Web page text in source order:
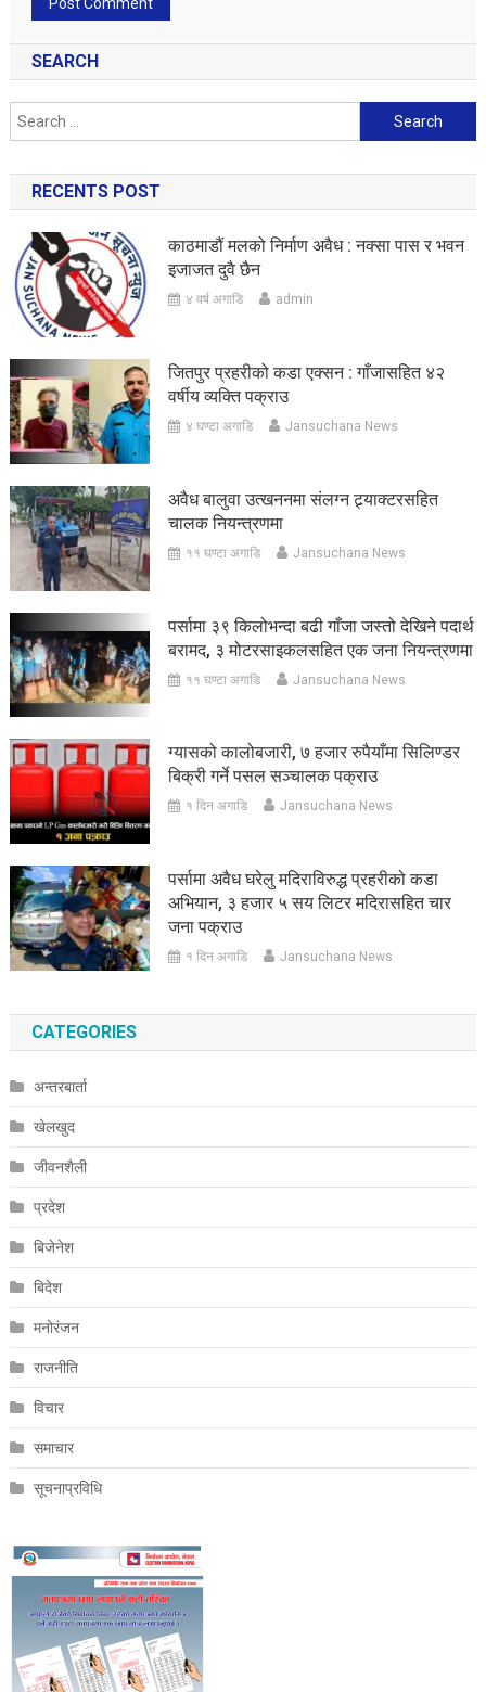
SEARCH
Search
for:
RECENTS POST
काठमाडौं मलको निर्माण अवैध : नक्सा पास र भवन
इजाजत दुवै छैन
४ वर्ष अगाडि admin
जितपुर प्रहरीको कडा एक्सन : गाँजासहित ४२
वर्षीय व्यक्ति पक्राउ
४ घण्टा अगाडि Jansuchana News
अवैध बालुवा उत्खननमा संलग्न ट्र्याक्टरसहित
चालक नियन्त्रणमा
११ घण्टा अगाडि Jansuchana News
पर्सामा ३९ किलोभन्दा बढी गाँजा जस्तो देखिने पदार्थ
बरामद, ३ मोटरसाइकलसहित एक जना नियन्त्रणमा
११ घण्टा अगाडि Jansuchana News
ग्यासको कालोबजारी, ७ हजार रुपैयाँमा सिलिण्डर
बिक्री गर्ने पसल सञ्चालक पक्राउ
१ दिन अगाडि Jansuchana News
पर्सामा अवैध घरेलु मदिराविरुद्ध प्रहरीको कडा
अभियान, ३ हजार ५ सय लिटर मदिरासहित चार
जना पक्राउ
१ दिन अगाडि Jansuchana News
CATEGORIES
अन्तरबार्ता
खेलखुद
जीवनशैली
प्रदेश
बिजेनेश
बिदेश
मनोरंजन
राजनीति
विचार
समाचार
सूचनाप्रविधि